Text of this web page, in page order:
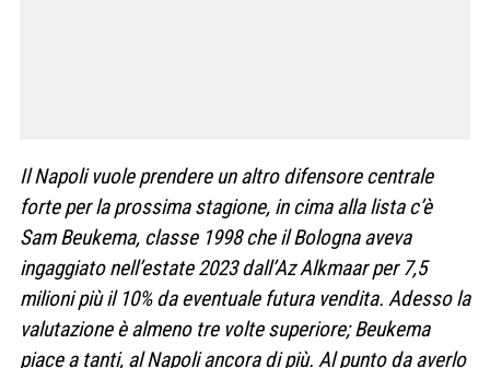
Il Napoli vuole prendere un altro difensore centrale
forte per la prossima stagione, in cima alla lista c’è
Sam Beukema, classe 1998 che il Bologna aveva
ingaggiato nell’estate 2023 dall’Az Alkmaar per 7,5
milioni più il 10% da eventuale futura vendita. Adesso la
valutazione è almeno tre volte superiore; Beukema
piace a tanti, al Napoli ancora di più. Al punto da averlo